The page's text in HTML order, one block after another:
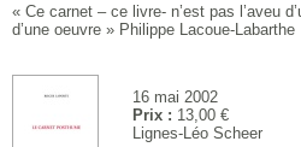
16 mai 2002
Prix : 13,00 €
Lignes-Léo Scheer
« Ce carnet – ce livre- n’est pas l’aveu
d’une oeuvre » Philippe Lacoue-Labarthe